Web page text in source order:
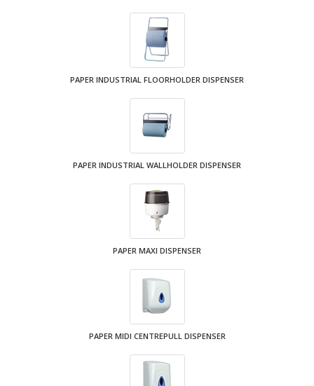
PAPER INDUSTRIAL FLOORHOLDER DISPENSER
PAPER INDUSTRIAL WALLHOLDER DISPENSER
PAPER MAXI DISPENSER
PAPER MIDI CENTREPULL DISPENSER